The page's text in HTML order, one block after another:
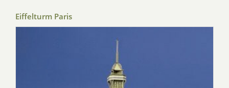
Eiffelturm Paris